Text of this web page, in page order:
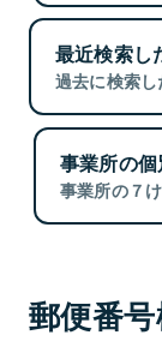
最近検索し
過去に検索し
事業所の
事業所の７
郵便番